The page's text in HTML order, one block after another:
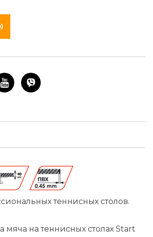
теннисных столов.
мяча на теннисных столах Start